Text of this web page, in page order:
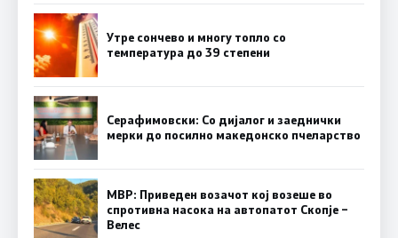
Утре сончево и многу топло со
температура до 39 степени
Серафимовски: Со дијалог и заеднички
мерки до посилно македонско пчеларство
МВР: Приведен возачот кој возеше во
спротивна насока на автопатот Скопје –
Велес